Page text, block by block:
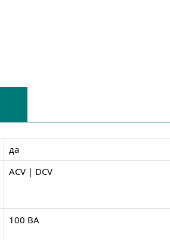
да
ACV | DCV
100 ВА